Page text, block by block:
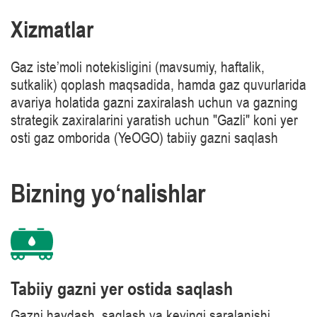
Xizmatlar
Gaz iste’moli notekisligini (mavsumiy, haftalik,
sutkalik) qoplash maqsadida, hamda gaz quvurlarida
avariya holatida gazni zaxiralash uchun va gazning
strategik zaxiralarini yaratish uchun "Gazli" koni yer
osti gaz omborida (YeOGO) tabiiy gazni saqlash
Bizning yo‘nalishlar
Tabiiy gazni yer ostida saqlash